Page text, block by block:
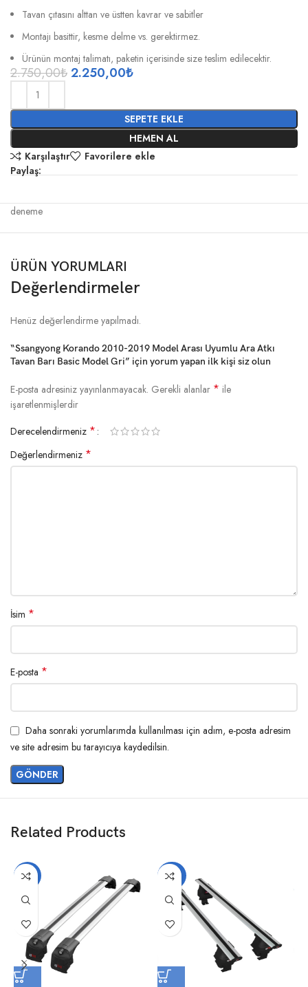
Tavan çıtasını alttan ve üstten kavrar ve sabitler
Montajı basittir, kesme delme vs. gerektirmez.
Ürünün montaj talimatı, paketin içerisinde size teslim edilecektir.
2.750,00₺2.250,00₺
SEPETE EKLE
HEMEN AL
Karşılaştır
Favorilere ekle
Paylaş:
deneme
ÜRÜN YORUMLARI
Değerlendirmeler
Henüz değerlendirme yapılmadı.
“Ssangyong Korando 2010-2019 Model Arası Uyumlu Ara Atkı
Tavan Barı Basic Model Gri” için yorum yapan ilk kişi siz olun
E-posta adresiniz yayınlanmayacak. Gerekli alanlar * ile
işaretlenmişlerdir
Derecelendirmeniz *
Değerlendirmeniz *
İsim *
E-posta *
Daha sonraki yorumlarımda kullanılması için adım, e-posta adresim
ve site adresim bu tarayıcıya kaydedilsin.
Related Products
-14% -20%